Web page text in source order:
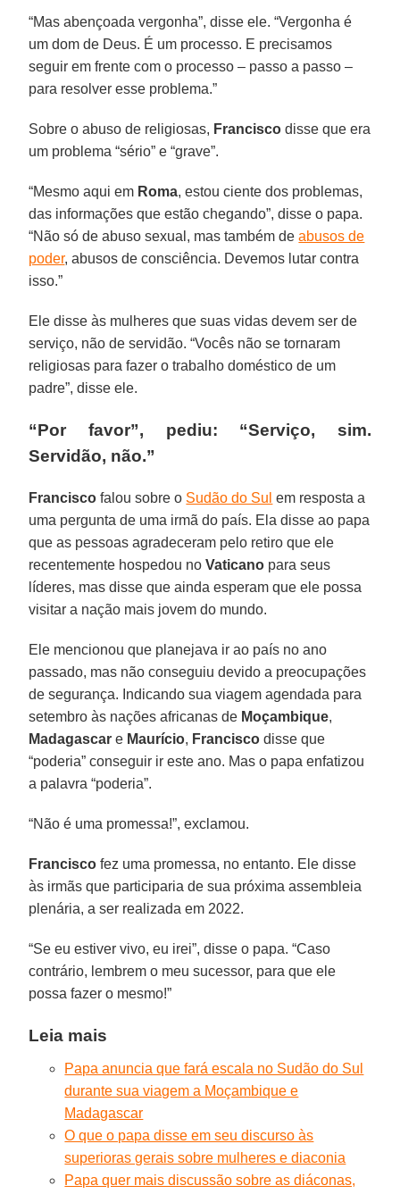
“Mas abençoada vergonha”, disse ele. “Vergonha é
um dom de Deus. É um processo. E precisamos
seguir em frente com o processo – passo a passo –
para resolver esse problema.”
Sobre o abuso de religiosas, Francisco disse que era
um problema “sério” e “grave”.
“Mesmo aqui em Roma, estou ciente dos problemas,
das informações que estão chegando”, disse o papa.
“Não só de abuso sexual, mas também deabusos de
poder, abusos de consciência. Devemos lutar contra
isso.”
Ele disse às mulheres que suas vidas devem ser de
serviço, não de servidão. “Vocês não se tornaram
religiosas para fazer o trabalho doméstico de um
padre”, disse ele.
“Por favor”, pediu: “Serviço, sim.
Servidão, não.”
Francisco falou sobre o Sudão do Sul em resposta a
uma pergunta de uma irmã do país. Ela disse ao papa
que as pessoas agradeceram pelo retiro que ele
recentemente hospedou noVaticano para seus
líderes, mas disse que ainda esperam que ele possa
visitar a nação mais jovem do mundo.
Ele mencionou que planejava ir ao país no ano
passado, mas não conseguiu devido a preocupações
de segurança. Indicando sua viagem agendada para
setembro às nações africanas de Moçambique,
Madagascar e Maurício, Francisco disse que
“poderia” conseguir ir este ano. Mas o papa enfatizou
a palavra “poderia”.
“Não é uma promessa!”, exclamou.
Francisco fez uma promessa, no entanto. Ele disse
às irmãs que participaria de sua próxima assembleia
plenária, a ser realizada em 2022.
“Se eu estiver vivo, eu irei”, disse o papa. “Caso
contrário, lembrem o meu sucessor, para que ele
possa fazer o mesmo!”
Leia mais
Papa anuncia que fará escala no Sudão do Sul
durante sua viagem a Moçambique e
Madagascar
O que o papa disse em seu discurso às
superioras gerais sobre mulheres e diaconia
Papa quer mais discussão sobre as diáconas,